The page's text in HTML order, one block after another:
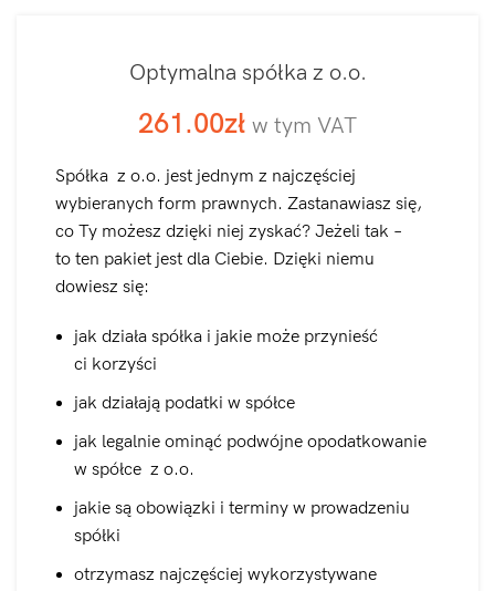
Optymalna spółka z o.o.
261.00zł w tym VAT
Spółka z o.o. jest jednym z najczęściej
wybieranych form prawnych. Zastanawiasz się,
co Ty możesz dzięki niej zyskać? Jeżeli tak –
to ten pakiet jest dla Ciebie. Dzięki niemu
dowiesz się:
jak działa spółka i jakie może przynieść
ci korzyści
jak działają podatki w spółce
jak legalnie ominąć podwójne opodatkowanie
w spółce z o.o.
jakie są obowiązki i terminy w prowadzeniu
spółki
otrzymasz najczęściej wykorzystywane